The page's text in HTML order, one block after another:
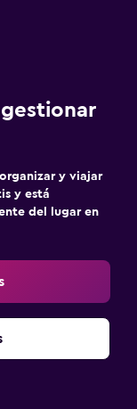
y viajar
y está
del lugar en